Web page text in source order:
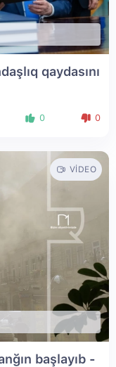
qaydasını
0 0
VIDEO
başlayıb -